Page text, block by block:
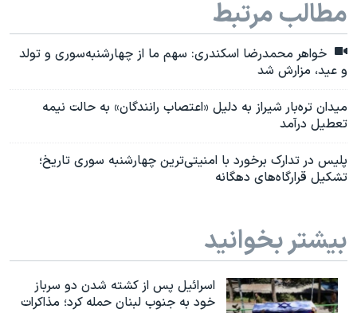
مطالب مرتبط
خواهر محمدرضا اسکندری: سهم ما از چهارشنبه‌سوری و تولد
و عید، مزارش شد
میدان تره‌بار شیراز به دلیل «اعتصاب رانندگان» به حالت نیمه
تعطیل درآمد
پلیس در تدارک برخورد با امنیتی‌ترین چهارشنبه سوری تاریخ؛
تشکیل قرارگاه‌های دهگانه
بیشتر بخوانید
اسرائیل پس از کشته شدن دو سرباز
خود به جنوب لبنان حمله کرد؛ مذاکرات